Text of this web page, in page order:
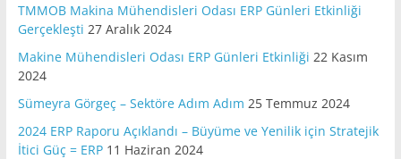
TMMOB Makina Mühendisleri Odası ERP Günleri Etkinliği
Gerçekleşti 27 Aralık 2024
Makine Mühendisleri Odası ERP Günleri Etkinliği 22 Kasım
2024
Sümeyra Görgeç – Sektöre Adım Adım 25 Temmuz 2024
2024 ERP Raporu Açıklandı – Büyüme ve Yenilik için Stratejik
İtici Güç = ERP 11 Haziran 2024